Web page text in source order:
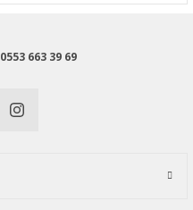
0553 663 39 69